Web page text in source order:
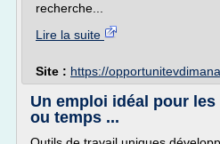
recherche...
Lire la suite
Site : https://
Un emploi idéal pour
ou temps ...